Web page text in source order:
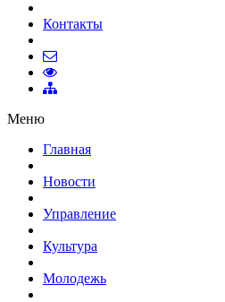
Контакты
Меню
Главная
Новости
Управление
Культура
Молодежь